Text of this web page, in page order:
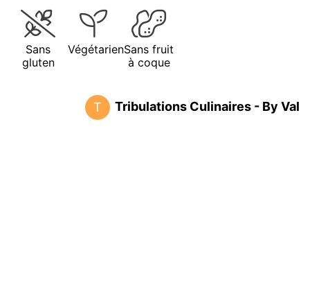
Sans
gluten
VégétarienSans fruit
à coque
T Tribulations Culinaires - By Val